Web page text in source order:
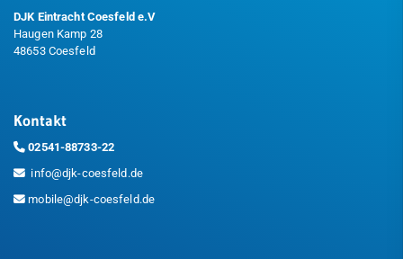
DJK Eintracht Coesfeld e.V
Haugen Kamp 28
48653 Coesfeld
Kontakt
02541-88733-22
info@djk-coesfeld.de
mobile@djk-coesfeld.de